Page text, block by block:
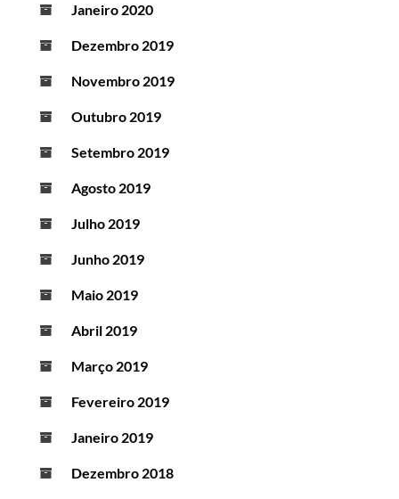
Janeiro 2020
Dezembro 2019
Novembro 2019
Outubro 2019
Setembro 2019
Agosto 2019
Julho 2019
Junho 2019
Maio 2019
Abril 2019
Março 2019
Fevereiro 2019
Janeiro 2019
Dezembro 2018